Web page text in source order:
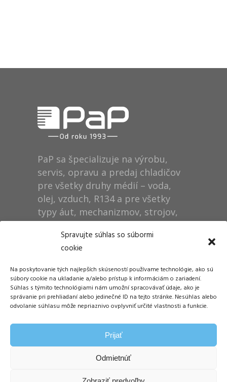
Spravujte súhlas so súbormi
cookie
Na poskytovanie tých najlepších skúseností používame technológie, ako sú
súbory cookie na ukladanie a/alebo prístup k informáciám o zariadení.
Súhlas s týmito technológiami nám umožní spracovávať údaje, ako je
správanie pri prehliadaní alebo jedinečné ID na tejto stránke. Nesúhlas alebo
odvolanie súhlasu môže nepriaznivo ovplyvniť určité vlastnosti a funkcie.
Prijať
Odmietnúť
PaP sa špecializuje na výrobu,
servis, opravu a predaj chladičov
pre všetky druhy médií – voda,
olej, vzduch, R134 a pre všetky
typy áut, mechanizmov, strojov,
technológií, rušňov…
Dušan Pytel P a P
ŠM Stráže
058 01 Poprad
Tel.: +421 905 311 248
info@papdp.sk